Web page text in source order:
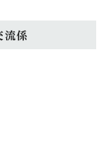
流係